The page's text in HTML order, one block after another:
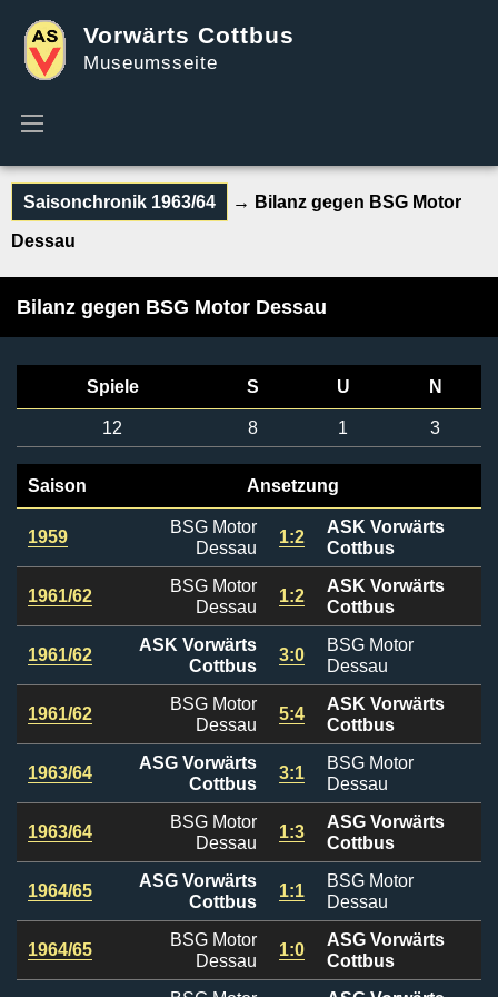
Vorwärts Cottbus
Museumsseite
Saisonchronik 1963/64 → Bilanz gegen BSG Motor
Dessau
Bilanz gegen BSG Motor Dessau
Spiele S U N
12 8 1 3
Saison Ansetzung
1959
BSG Motor
Dessau
1:2
ASK Vorwärts
Cottbus
1961/62
BSG Motor
Dessau
1:2
ASK Vorwärts
Cottbus
1961/62
ASK Vorwärts
Cottbus
3:0
BSG Motor
Dessau
1961/62
BSG Motor
Dessau
5:4
ASK Vorwärts
Cottbus
1963/64
ASG Vorwärts
Cottbus
3:1
BSG Motor
Dessau
1963/64
BSG Motor
Dessau
1:3
ASG Vorwärts
Cottbus
1964/65
ASG Vorwärts
Cottbus
1:1
BSG Motor
Dessau
1964/65
BSG Motor
Dessau
1:0
ASG Vorwärts
Cottbus